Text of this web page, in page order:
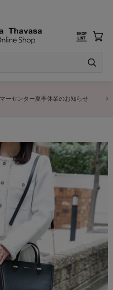
ーセンター夏季休業のお知らせ